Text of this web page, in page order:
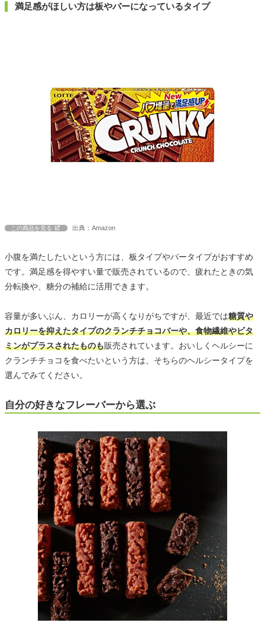
満足感がほしい方は板やバーになっているタイプ
この商品を見る 出典：Amazon
小腹を満たしたいという方には、板タイプやバータイプがおすすめ
です。満足感を得やすい量で販売されているので、疲れたときの気
分転換や、糖分の補給に活用できます。
容量が多いぶん、カロリーが高くなりがちですが、最近では糖質や
カロリーを抑えたタイプのクランチチョコバーや、食物繊維やビタ
ミンがプラスされたものも販売されています。おいしくヘルシーに
クランチチョコを食べたいという方は、そちらのヘルシータイプを
選んでみてください。
自分の好きなフレーバーから選ぶ